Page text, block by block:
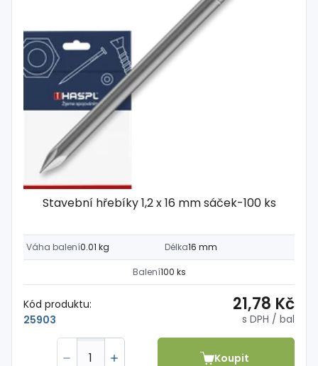
Stavební hřebíky 1,2 x 16 mm sáček-100 ks
Váha balení0.01 kg Délka16 mm
Balení100 ks
Kód produktu:
25903
21,78 Kč
s DPH / bal
Koupit